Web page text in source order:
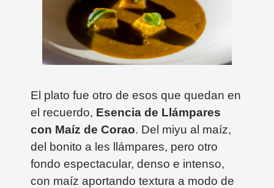
El plato fue otro de esos que quedan en
el recuerdo, Esencia de Llámpares
con Maíz de Corao. Del miyu al maíz,
del bonito a les llámpares, pero otro
fondo espectacular, denso e intenso,
con maíz aportando textura a modo de